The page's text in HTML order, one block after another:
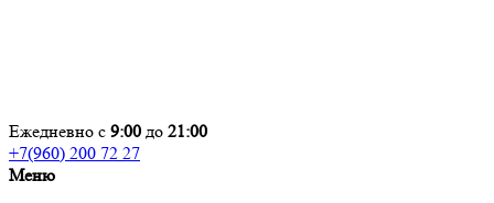
Ежедневно с 9:00 до 21:00
+7(960) 200 72 27
Меню